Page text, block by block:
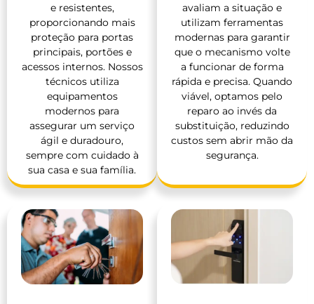
e resistentes,
proporcionando mais
proteção para portas
principais, portões e
acessos internos. Nossos
técnicos utiliza
equipamentos
modernos para
assegurar um serviço
ágil e duradouro,
sempre com cuidado à
sua casa e sua família.
avaliam a situação e
utilizam ferramentas
modernas para garantir
que o mecanismo volte
a funcionar de forma
rápida e precisa. Quando
viável, optamos pelo
reparo ao invés da
substituição, reduzindo
custos sem abrir mão da
segurança.